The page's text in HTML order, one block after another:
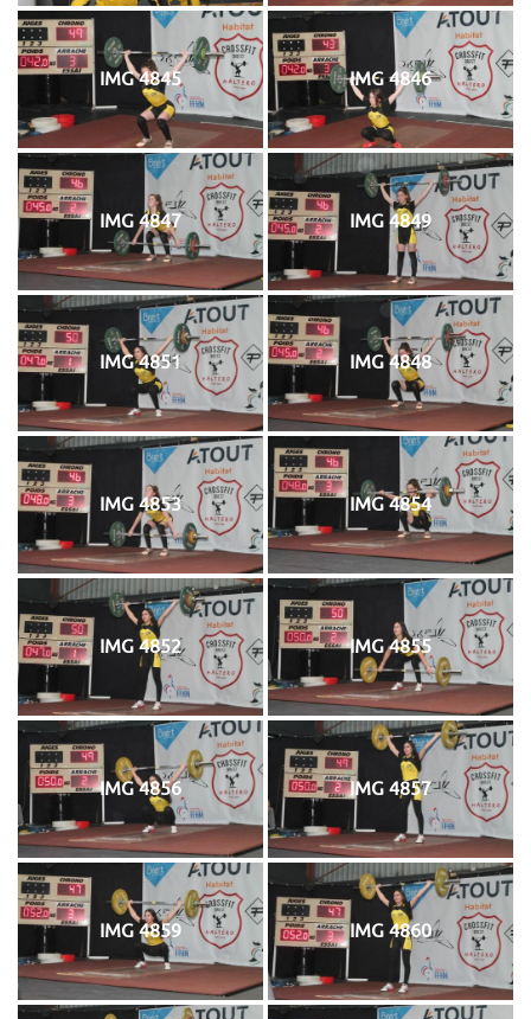
IMG 4845 IMG 4846
IMG 4847 IMG 4849
IMG 4851 IMG 4848
IMG 4853 IMG 4854
IMG 4852 IMG 4855
IMG 4856 IMG 4857
IMG 4859 IMG 4860